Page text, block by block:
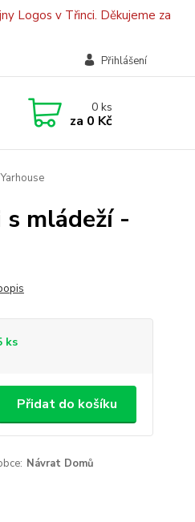
Logos v Třinci. Děkujeme za
Přihlášení
0ks
za 0 Kč
mládeží -
ks
Přidat do košíku
Návrat Domů